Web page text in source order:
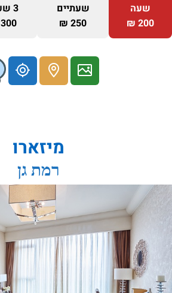
שעה
200 ₪
שעתיים
250 ₪
3 שעות
300 ₪
מיזארו
רמת גן